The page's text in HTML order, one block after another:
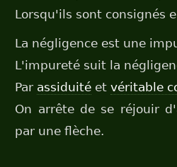
Lorsqu'ils sont consignés
La négligence est une
L'impureté suit la
Par assiduité etvéritable
On arrête de se réjouir
par une flèche.